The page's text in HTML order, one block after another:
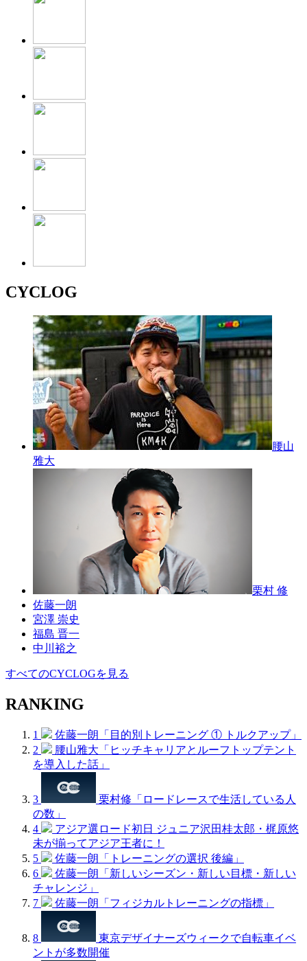
CYCLOG
腰山
雅大
栗村 修
佐藤一朗
宮澤 崇史
福島 晋一
中川裕之
すべてのCYCLOGを見る
RANKING
1
佐藤一朗「目的別トレーニング ① トルクアップ」
2
腰山雅大「ヒッチキャリアとルーフトップテント
を導入した話」
3
栗村修「ロードレースで生活している人
の数」
4
アジア選ロード初日 ジュニア沢田桂太郎・梶原悠
未が揃ってアジア王者に！
5
佐藤一朗「トレーニングの選択 後編」
6
佐藤一朗「新しいシーズン・新しい目標・新しい
チャレンジ」
7
佐藤一朗「フィジカルトレーニングの指標」
8
東京デザイナーズウィークで自転車イベ
ントが多数開催